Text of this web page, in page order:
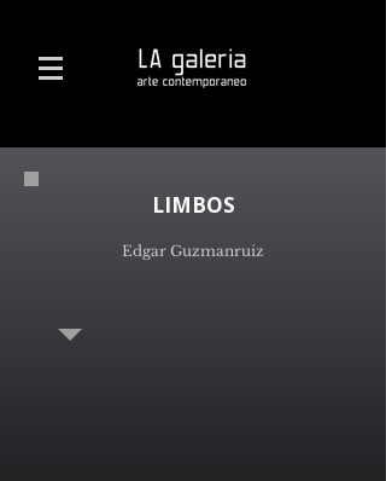
LIMBOS
Edgar Guzmanruiz